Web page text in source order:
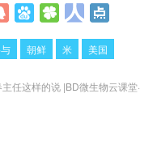
朝鲜 米 美国
任这样的说 |BD微生物云课堂·